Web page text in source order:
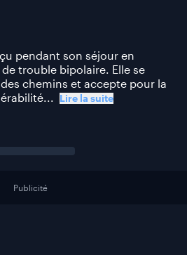
pendant son séjour en
trouble bipolaire. Elle se
chemins et accepte pour la
Lire la suite
Publicité